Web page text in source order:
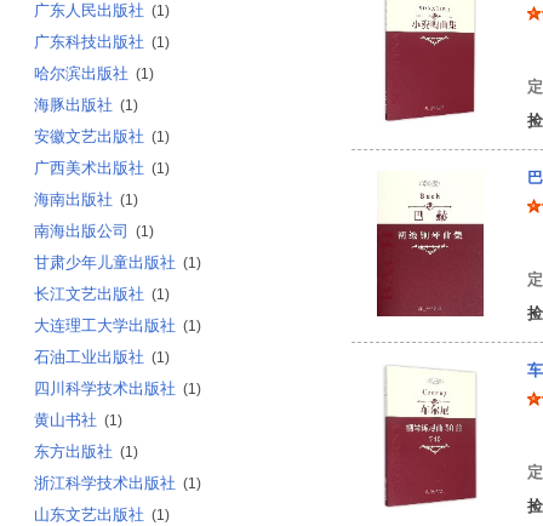
广东人民出版社 (1)
广东科技出版社 (1)
哈尔滨出版社 (1)
海豚出版社 (1)
安徽文艺出版社 (1)
广西美术出版社 (1)
海南出版社 (1)
南海出版公司 (1)
甘肃少年儿童出版社 (1)
长江文艺出版社 (1)
大连理工大学出版社 (1)
石油工业出版社 (1)
四川科学技术出版社 (1)
黄山书社 (1)
东方出版社 (1)
浙江科学技术出版社 (1)
山东文艺出版社 (1)